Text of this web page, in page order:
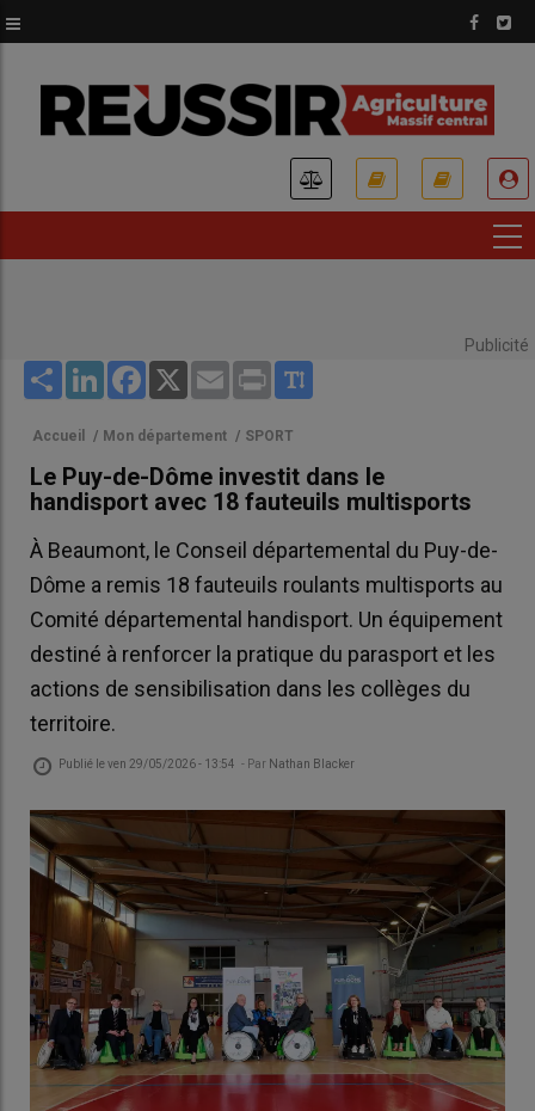
au
principal
Publicité
Share LinkedInFacebook
X Email Print
Accueil / Mon département / SPORT
Le Puy-de-Dôme investit dans le
handisport avec 18 fauteuils multisports
À Beaumont, le Conseil départemental du Puy-de-
Dôme a remis 18 fauteuils roulants multisports au
Comité départemental handisport. Un équipement
destiné à renforcer la pratique du parasport et les
actions de sensibilisation dans les collèges du
territoire.
Publié leven 29/05/2026 - 13:54 - Par Nathan Blacker